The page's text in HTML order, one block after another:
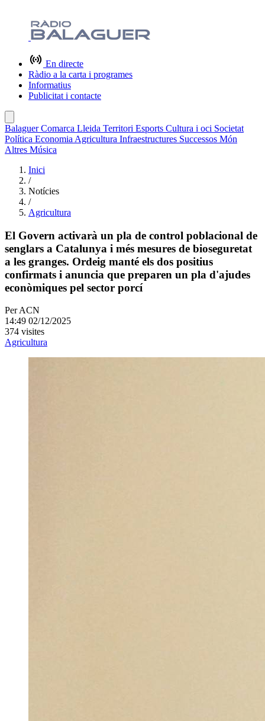
En directe
Ràdio a la carta i programes
Informatius
Publicitat i contacte
BalaguerComarca Lleida Territori Esports Cultura i oci Societat
Política Economia Agricultura Infraestructures Successos Món
Altres Música
Inici
/
Notícies
/
Agricultura
El Govern activarà un pla de control poblacional de
senglars a Catalunya i més mesures de bioseguretat
a les granges. Ordeig manté els dos positius
confirmats i anuncia que preparen un pla d'ajudes
econòmiques pel sector porcí
PerACN
14:49 02/12/2025
374 visites
Agricultura